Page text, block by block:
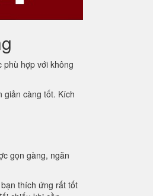
hợp với không
giản càng tốt. Kích
gọn gàng, ngăn
thích ứng rất tốt